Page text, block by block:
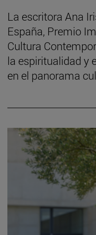
La escritora Ana
España, Premio
Cultura
la espiritualidad y
en el panorama